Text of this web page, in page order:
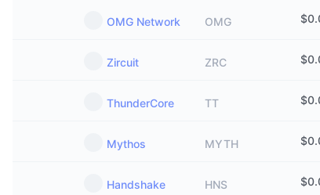
OMG Network OMG $
Zircuit ZRC $
ThunderCore TT $
Mythos MYTH $
Handshake HNS $